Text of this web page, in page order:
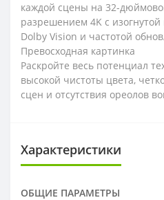
каждой сцены на 32-
разрешением 4K с
Dolby Vision и частотой
Превосходная картинка
Раскройте весь потенциал
высокой чистоты цвета,
сцен и отсутствия ореолов
Характеристики
ОБЩИЕ ПАРАМЕТРЫ